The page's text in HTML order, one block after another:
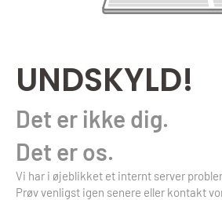
UNDSKYLD!
Det er ikke dig.
Det er os.
Vi har i øjeblikket et internt server
Prøv venligst igen senere eller kontakt